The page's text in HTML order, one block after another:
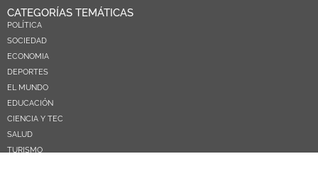
CATEGORÍAS TEMÁTICAS
POLÍTICA
SOCIEDAD
ECONOMIA
DEPORTES
EL MUNDO
EDUCACIÓN
CIENCIA Y TEC
SALUD
TURISMO